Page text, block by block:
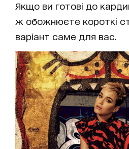
Якщо ви готові до
ж обожнюєте короткі
варіант саме для вас.